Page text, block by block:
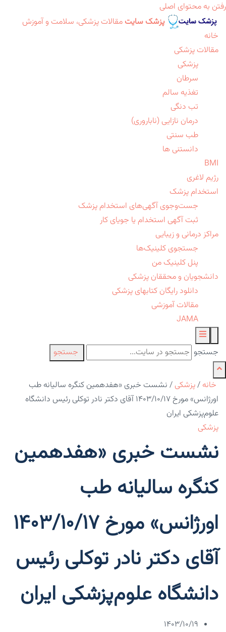
رفتن به محتوای اصلی
پزشک سایت مقالات پزشکی، سلامت و آموزش
خانه
مقالات پزشکی
پزشکی
سرطان
تغذیه سالم
تب دنگی
درمان نازایی (ناباروری)
طب سنتی
دانستنی ها
BMI
رژیم لاغری
استخدام پزشک
جست‌وجوی آگهی‌های استخدام پزشک
ثبت آگهی استخدام یا جویای کار
مراکز درمانی و زیبایی
جستجوی کلینیک‌ها
پنل کلینیک من
دانشجویان و محققان پزشکی
دانلود رایگان کتابهای پزشکی
مقالات آموزشی
JAMA
جستجو جستجو
خانه /پزشکی / نشست خبری «هفدهمین کنگره سالیانه طب
اورژانس» مورخ ۱۴۰۳/۱۰/۱۷ آقای دکتر نادر توکلی رئیس دانشگاه
علوم‌پزشکی ایران
پزشکی
نشست خبری «هفدهمین
کنگره سالیانه طب
اورژانس» مورخ ۱۴۰۳/۱۰/۱۷
آقای دکتر نادر توکلی رئیس
دانشگاه علوم‌پزشکی ایران
۱۴۰۳/۱۰/۱۹